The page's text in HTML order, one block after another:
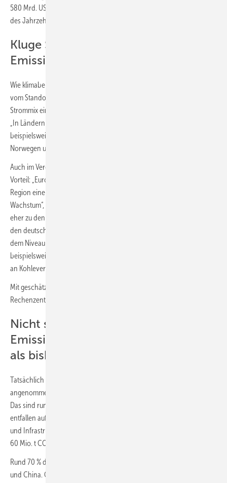
580 Mrd. US-Dollar, während sich die installierte Kapazität bis Ende
des Jahrzehnts voraussichtlich verdoppelt.
Kluge Standortwahl beeinflusst
Emissionen von Rechenzentren
Wie klimabelastend diese Entwicklung ausfällt, hängt entscheidend
vom Standort ab. „Identische Rechenleistungen können je nach
Strommix ein Vielfaches an Emissionen verursachen“, sagt Hoffmann.
„In Ländern wie Indien, Indonesien oder Malaysia werden
beispielsweise über 600 g CO
Norwegen und Schweden liegen die Werte bei unter 30 g.“
Auch im Vergleich zu den USA (384 g) und China (526 g) zeigt sich ein
Vorteil: „Europas vergleichsweise sauberer Strommix verschafft der
Region eine strukturell gute Ausgangsposition für klimafreundliches KI-
Wachstum“, sagt Hoffmann. „Deutschland gehört in Europa allerdings
eher zu den Schlusslichtern. Hierzulande liegen die Emissionen durch
den deutschen Strommix bei 329 g CO
dem Niveau der USA und Chinas, aber deutlich höher als
beispielsweise in Skandinavien. Grund ist der weiterhin hohen Anteil
an Kohleverstromung (20,6 %) und Biomassenutzung (10 %).“
Mit geschätzten 8,4 Megatonnen (Mt) CO
Rechenzentren rund 1,2 % der gesamten deutschen Emissionen.
Nicht so grün wie erwartet:
Emissionen liegen über 57 % höher
als bisherige Schätzungen
Tatsächlich liegen die Emissionen deutlich höher als bislang
angenommen. Für 2025 beziffert die Studie diese auf 286 Mio. t CO
Das sind rund 57 % mehr als frühere Schätzungen. Mehr als 70 %
entfallen auf Stromverbrauch, während rund ein Viertel aus Hardware
und Infrastruktur stammt. KI selbst verursacht bereits heute 43 bis
60 Mio. t CO
Rund 70 % der Emissionen von Rechenzentren entstehen in den USA
und China. Ohne zusätzliche Dekarbonisierung könnten die